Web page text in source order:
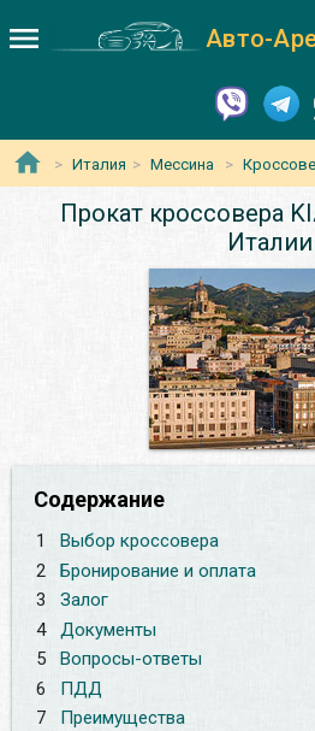
Авто-
Италия Мессина
Прокат кроссовера
Италии
Содержание
1
Выбор кроссовера
2
Бронирование и оплата
3
Залог
4
Документы
5
Вопросы-ответы
6
ПДД
7
Преимущества